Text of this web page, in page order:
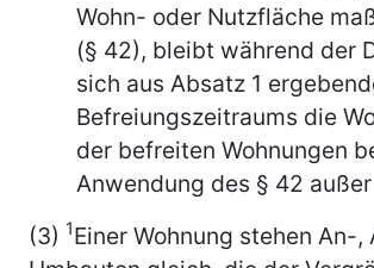
Wohn- oder Nutzfläche
(§ 42), bleibt während der
sich aus Absatz 1
Befreiungszeitraums die
der befreiten Wohnungen
Anwendung des § 42
(3) 1Einer Wohnung stehen An-,